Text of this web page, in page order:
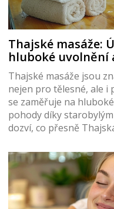
Thajské masáže:
hluboké uvolnění
Thajské masáže jsou
nejen pro tělesné, ale i
se zaměřuje na
pohody díky
dozví, co přesně
Popsány jsou také
tipy pro maximální